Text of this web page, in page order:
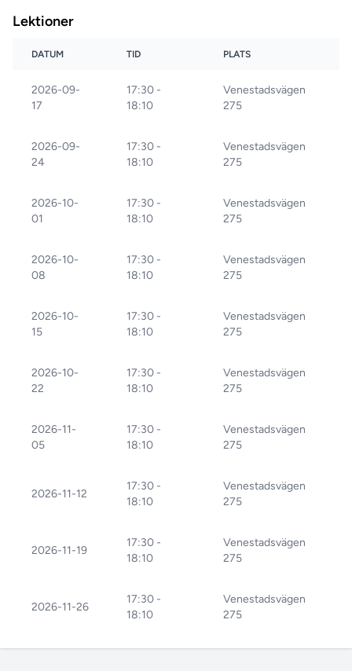
Lektioner
DATUM TID PLATS
2026-09-
17
17:30 -
18:10
Venestadsvägen
275
2026-09-
24
17:30 -
18:10
Venestadsvägen
275
2026-10-
01
17:30 -
18:10
Venestadsvägen
275
2026-10-
08
17:30 -
18:10
Venestadsvägen
275
2026-10-
15
17:30 -
18:10
Venestadsvägen
275
2026-10-
22
17:30 -
18:10
Venestadsvägen
275
2026-11-
05
17:30 -
18:10
Venestadsvägen
275
2026-11-12
17:30 -
18:10
Venestadsvägen
275
2026-11-19
17:30 -
18:10
Venestadsvägen
275
2026-11-26
17:30 -
18:10
Venestadsvägen
275